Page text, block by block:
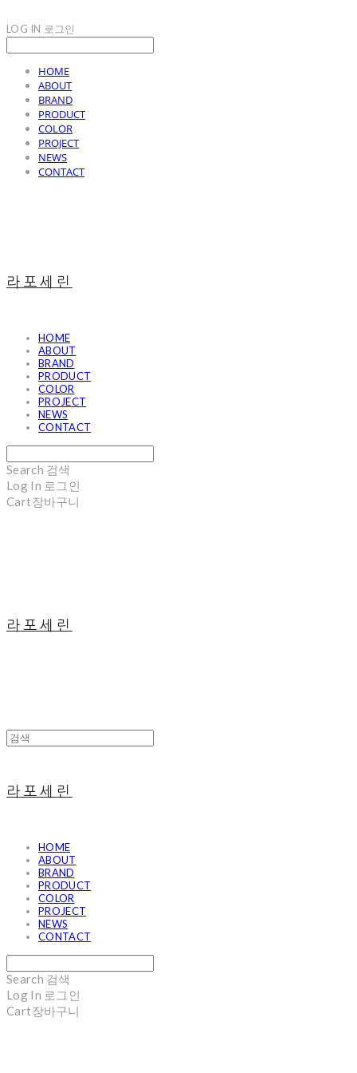
LOG IN 로그인
HOME
ABOUT
BRAND
PRODUCT
COLOR
PROJECT
NEWS
CONTACT
라포세린
HOME
ABOUT
BRAND
PRODUCT
COLOR
PROJECT
NEWS
CONTACT
Search 검색
Log In 로그인
Cart장바구니
라포세린
라포세린
HOME
ABOUT
BRAND
PRODUCT
COLOR
PROJECT
NEWS
CONTACT
Search 검색
Log In 로그인
Cart장바구니